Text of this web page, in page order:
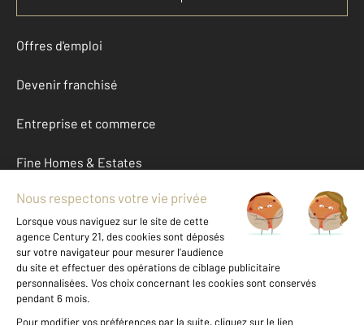
Offres d'emploi
Devenir franchisé
Entreprise et commerce
Fine Homes & Estates
À propos
International
Nous contacter